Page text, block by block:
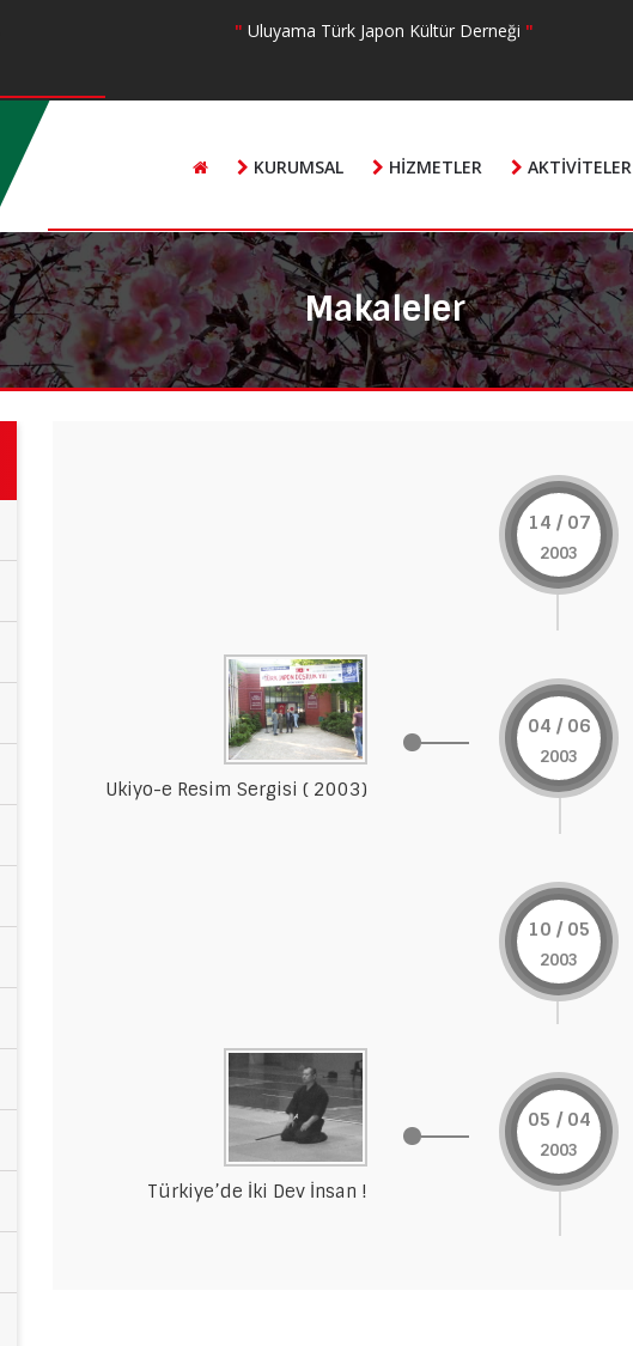
" Uluyama Türk Japon Kültür Derneği "
KURUMSAL HIZMETLER AKTIVITELER
Makaleler
14 / 07
2003
04 / 06
2003
Ukiyo-e Resim Sergisi ( 2003)
10 / 05
2003
05 / 04
2003
Türkiye’de İki Dev İnsan !